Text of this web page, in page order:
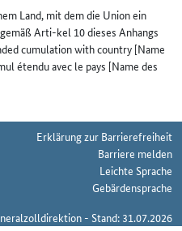
Land, mit dem die Union ein
Arti-kel 10 dieses Anhangs
cumulation with country [Name
étendu avec le pays [Name des
Erklärung zur Barrierefreiheit
Barriere melden
Leichte Sprache
Gebärdensprache
- Stand: 31.07.2026